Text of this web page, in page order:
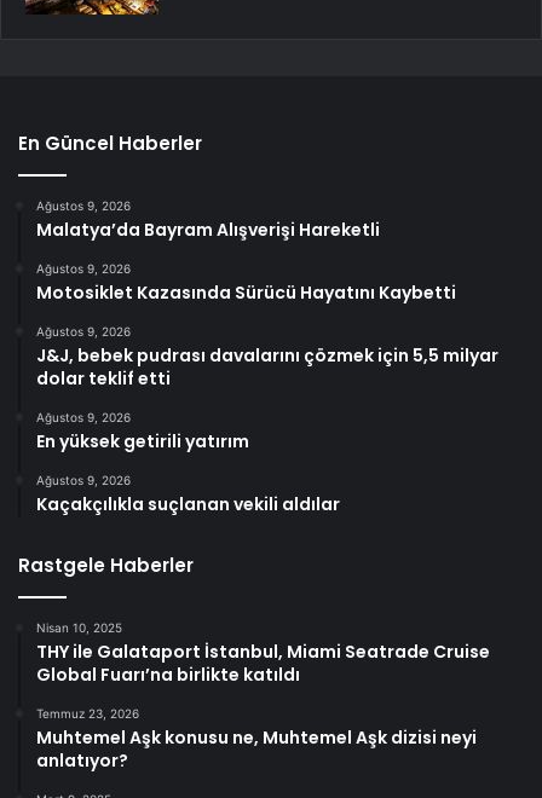
En Güncel Haberler
Ağustos 9, 2026
Malatya’da Bayram Alışverişi Hareketli
Ağustos 9, 2026
Motosiklet Kazasında Sürücü Hayatını Kaybetti
Ağustos 9, 2026
J&J, bebek pudrası davalarını çözmek için 5,5 milyar
dolar teklif etti
Ağustos 9, 2026
En yüksek getirili yatırım
Ağustos 9, 2026
Kaçakçılıkla suçlanan vekili aldılar
Rastgele Haberler
Nisan 10, 2025
THY ile Galataport İstanbul, Miami Seatrade Cruise
Global Fuarı’na birlikte katıldı
Temmuz 23, 2026
Muhtemel Aşk konusu ne, Muhtemel Aşk dizisi neyi
anlatıyor?